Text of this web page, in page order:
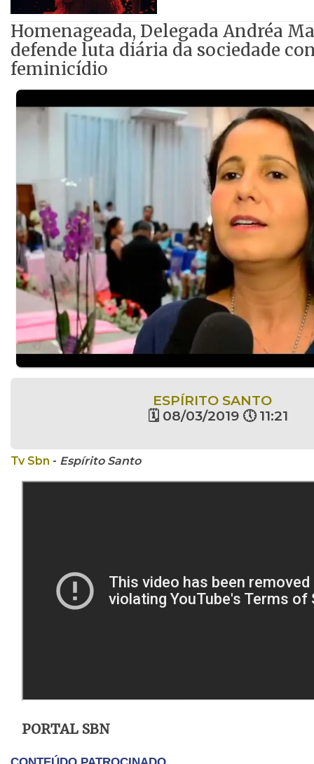
Homenageada, Delegada Andréa
defende luta diária da sociedade
feminicídio
ESPÍRITO SANTO
🗓 08/03/2019 🕔 11:21
Tv Sbn - Espírito Santo
PORTAL SBN